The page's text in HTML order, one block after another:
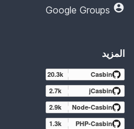
Google Groups
المزيد
Casbin
20.3k
jCasbin
2.7k
Node-Casbin
2.9k
PHP-Casbin
1.3k